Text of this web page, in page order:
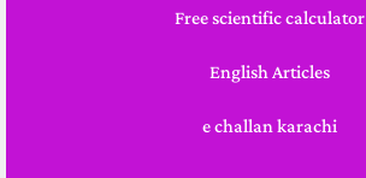
Free scientific calculator
English Articles
e challan karachi